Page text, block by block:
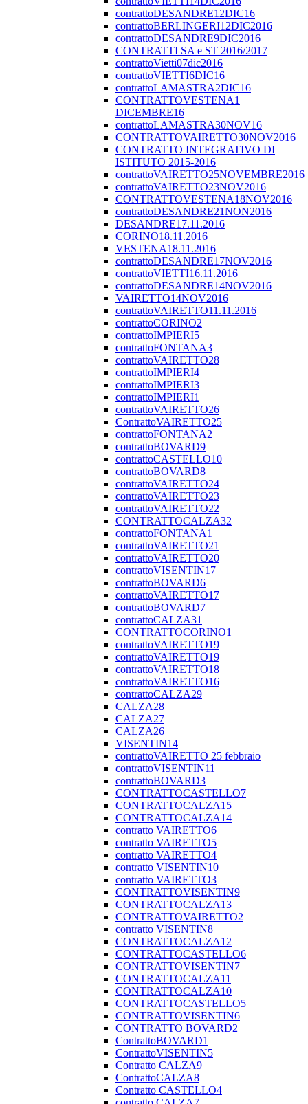
contrattoDESANDRE12DIC16
contrattoBERLINGERI12DIC2016
contrattoDESANDRE9DIC2016
CONTRATTI SA e ST 2016/2017
contrattoVietti07dic2016
contrattoVIETTI6DIC16
contrattoLAMASTRA2DIC16
CONTRATTOVESTENA1
DICEMBRE16
contrattoLAMASTRA30NOV16
CONTRATTOVAIRETTO30NOV2016
CONTRATTO INTEGRATIVO DI
ISTITUTO 2015-2016
contrattoVAIRETTO25NOVEMBRE2016
contrattoVAIRETTO23NOV2016
CONTRATTOVESTENA18NOV2016
contrattoDESANDRE21NON2016
DESANDRE17.11.2016
CORINO18.11.2016
VESTENA18.11.2016
contrattoDESANDRE17NOV2016
contrattoVIETTI16.11.2016
contrattoDESANDRE14NOV2016
VAIRETTO14NOV2016
contrattoVAIRETTO11.11.2016
contrattoCORINO2
contrattoIMPIERI5
contrattoFONTANA3
contrattoVAIRETTO28
contrattoIMPIERI4
contrattoIMPIERI3
contrattoIMPIERI1
contrattoVAIRETTO26
ContrattoVAIRETTO25
contrattoFONTANA2
contrattoBOVARD9
contrattoCASTELLO10
contrattoBOVARD8
contrattoVAIRETTO24
contrattoVAIRETTO23
contrattoVAIRETTO22
CONTRATTOCALZA32
contrattoFONTANA1
contrattoVAIRETTO21
contrattoVAIRETTO20
contrattoVISENTIN17
contrattoBOVARD6
contrattoVAIRETTO17
contrattoBOVARD7
contrattoCALZA31
CONTRATTOCORINO1
contrattoVAIRETTO19
contrattoVAIRETTO19
contrattoVAIRETTO18
contrattoVAIRETTO16
contrattoCALZA29
CALZA28
CALZA27
CALZA26
VISENTIN14
contrattoVAIRETTO 25 febbraio
contrattoVISENTIN11
contrattoBOVARD3
CONTRATTOCASTELLO7
CONTRATTOCALZA15
CONTRATTOCALZA14
contratto VAIRETTO6
contratto VAIRETTO5
contratto VAIRETTO4
contratto VISENTIN10
contratto VAIRETTO3
CONTRATTOVISENTIN9
CONTRATTOCALZA13
CONTRATTOVAIRETTO2
contratto VISENTIN8
CONTRATTOCALZA12
CONTRATTOCASTELLO6
CONTRATTOVISENTIN7
CONTRATTOCALZA11
CONTRATTOCALZA10
CONTRATTOCASTELLO5
CONTRATTOVISENTIN6
CONTRATTO BOVARD2
ContrattoBOVARD1
ContrattoVISENTIN5
Contratto CALZA9
ContrattoCALZA8
Contratto CASTELLO4